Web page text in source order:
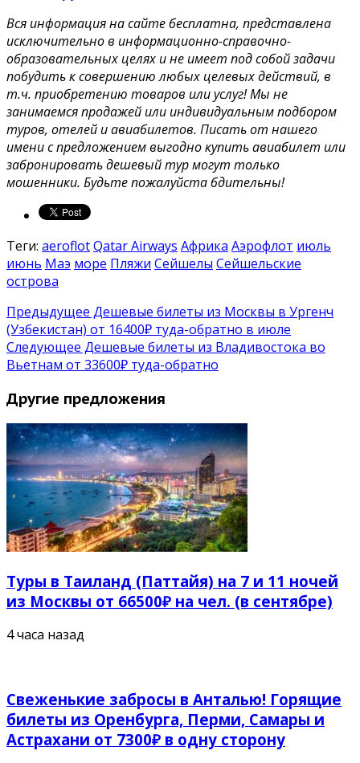
Вся информация на сайте бесплатна, представлена
исключительно в информационно-справочно-
образовательных целях и не имеет под собой задачи
побудить к совершению любых целевых действий, в
т.ч. приобретению товаров или услуг! Мы не
занимаемся продажей или индивидуальным подбором
туров, отелей и авиабилетов. Писать от нашего
имени с предложением выгодно купить авиабилет или
забронировать дешевый тур могут только
мошенники. Будьте пожалуйста бдительны!
Теги: aeroflotQatar Airways Африка Аэрофлот июль
июнь Маэ море Пляжи Сейшелы Сейшельские
острова
Предыдущее Дешевые билеты из Москвы в Ургенч
(Узбекистан) от 16400₽ туда-обратно в июле
Следующее Дешевые билеты из Владивостока во
Вьетнам от 33600₽ туда-обратно
Другие предложения
Туры в Таиланд (Паттайя) на 7 и 11 ночей
из Москвы от 66500₽ на чел. (в сентябре)
4 часа назад
Свеженькие забросы в Анталью! Горящие
билеты из Оренбурга, Перми, Самары и
Астрахани от 7300₽ в одну сторону